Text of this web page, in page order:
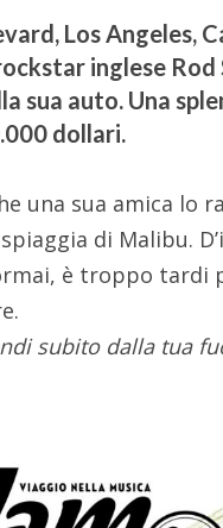
Los Angeles,
inglese
sua auto. Una
dollari.
una sua amica lo
di Malibu.
è troppo
subito dalla tua